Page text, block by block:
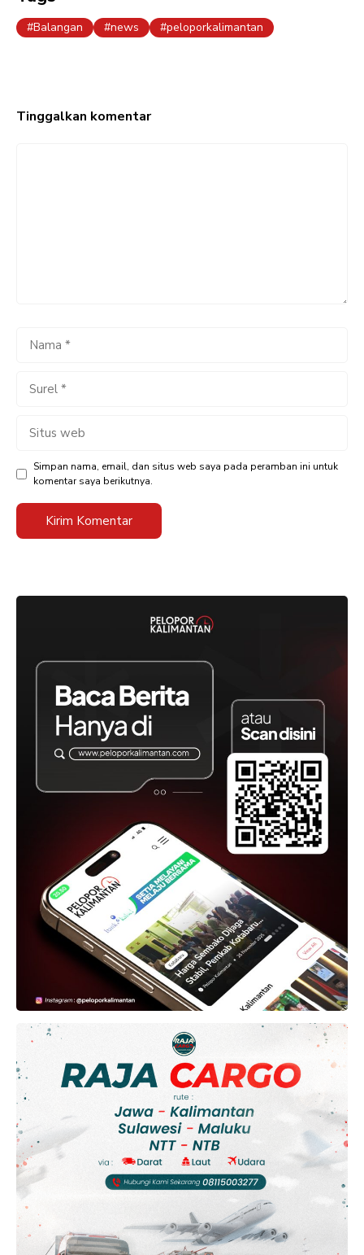
Balangan news peloporkalimantan
Tinggalkan komentar
Nama
Surel
Situs
Simpan nama, email, dan situs web saya pada peramban ini untuk
komentar saya berikutnya.